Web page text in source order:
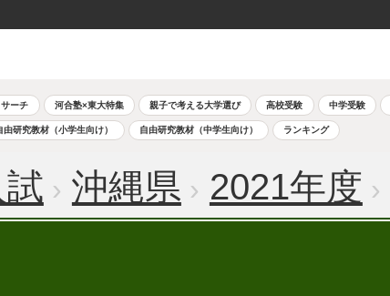
ーチ 河合塾×東大特集 親子で考える大学選び 高校受験 中学受験
由研究教材（小学生向け） 自由研究教材（中学生向け） ランキング
沖縄県 2021年度